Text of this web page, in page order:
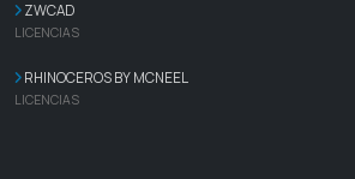
ZWCAD
LICENCIAS
RHINOCEROS BY MCNEEL
LICENCIAS